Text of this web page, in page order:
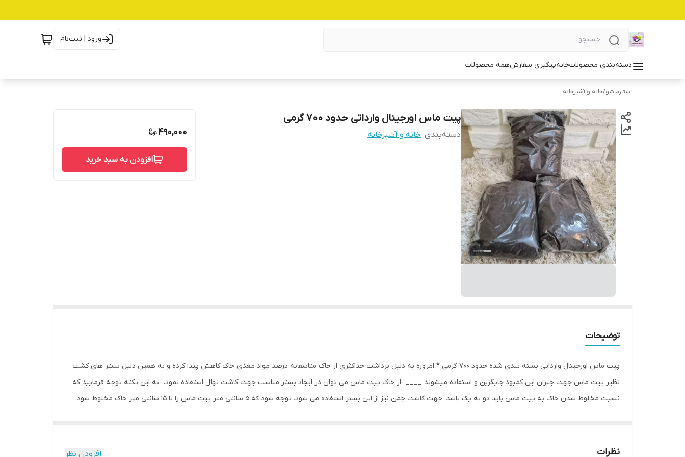
ورود | ثبت‌نام
دسته‌بندی محصولاتخانهپیگیری سفارشهمه محصولات
استارماشو/خانه و آشپزخانه
پیت ماس اورجینال وارداتی حدود ۷۰۰ گرمی
دسته‌بندی: خانه و آشپزخانه 490,000
افزودن به سبد خرید
توضیحات
پیت ماس اورجینال وارداتی بسته بندی شده حدود ۷۰۰ گرمی * امروزه به دلیل برداشت حداکثری از خاک متاسفانه درصد مواد مغذی خاک کاهش پیدا کرده و به همین دلیل بستر های کشت
نظیر پیت ماس جهت جبران این کمبود جایگزین و استفاده میشوند ____ -از خاک پیت ماس می توان در ایجاد بستر مناسب جهت کاشت نهال استفاده نمود. -به این نکته توجه فرمایید که
نسبت مخلوط شدن خاک به پیت ماس باید دو به یک باشد. جهت کاشت چمن نیز از این بستر استفاده می شود. توجه شود که 5 سانتی متر پیت ماس را با 15 سانتی متر خاک مخلوط شود.
حساس به شوری میتوان از پیت ماس جهت اصلاح خاک استفاده نمود. -در کاشت سبزیجات و صیفی جات می توان آن را با خاک ترکیب کرد. -از ترکیب پیت ماس و کوکو پیت می توان بستری
نظرات افزودن نظر